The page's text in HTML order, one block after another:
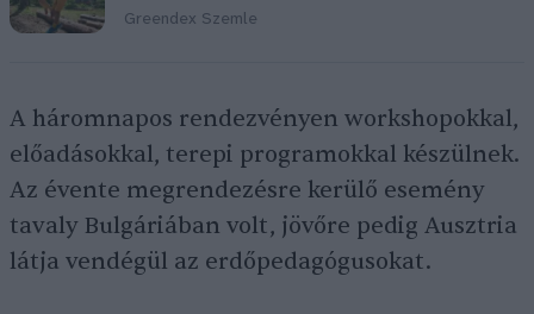
Greendex Szemle
A háromnapos rendezvényen workshopokkal,
előadásokkal, terepi programokkal készülnek.
Az évente megrendezésre kerülő esemény
tavaly Bulgáriában volt, jövőre pedig Ausztria
látja vendégül az erdőpedagógusokat.